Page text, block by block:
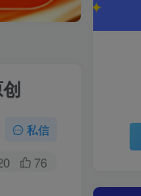
私信
76